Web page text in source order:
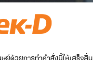
ย์ด้วยการทำคำสั่งนี้ให้เสร็จสิ้น